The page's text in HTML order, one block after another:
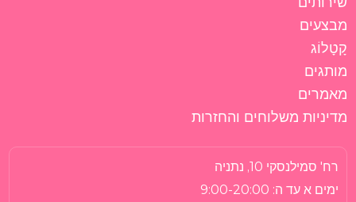
רח' סמילנסקי 10, נתניה
ימים א עד ה: 9:00-20:00
מבצעים
קָטָלוֹג
מותגים
מאמרים
מדיניות משלוחים והחזרות